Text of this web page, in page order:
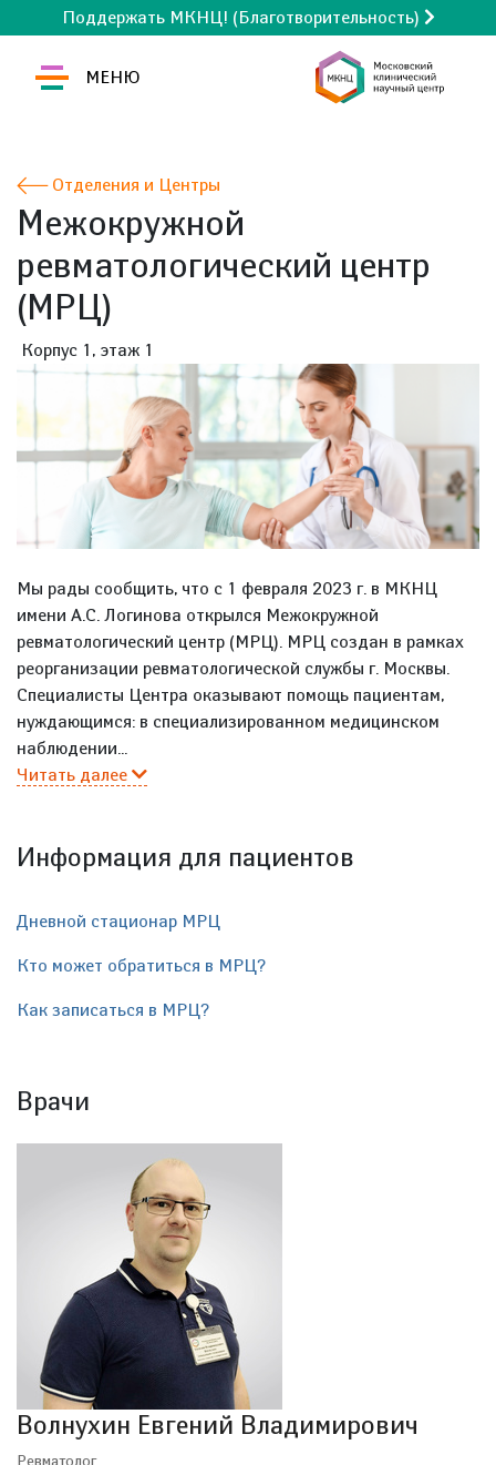
Поддержать МКНЦ! (Благотворительность)
МЕНЮ
Отделения и Центры
Межокружной
ревматологический центр
(МРЦ)
Корпус 1, этаж 1
Мы рады сообщить, что с 1 февраля 2023 г. в МКНЦ
имени А.С. Логинова открылся Межокружной
ревматологический центр (МРЦ). МРЦ создан в рамках
реорганизации ревматологической службы г. Москвы.
Специалисты Центра оказывают помощь пациентам,
нуждающимся: в специализированном медицинском
наблюдении...
Читать далее
Информация для пациентов
Дневной стационар МРЦ
Кто может обратиться в МРЦ?
Как записаться в МРЦ?
Врачи
Волнухин Евгений Владимирович